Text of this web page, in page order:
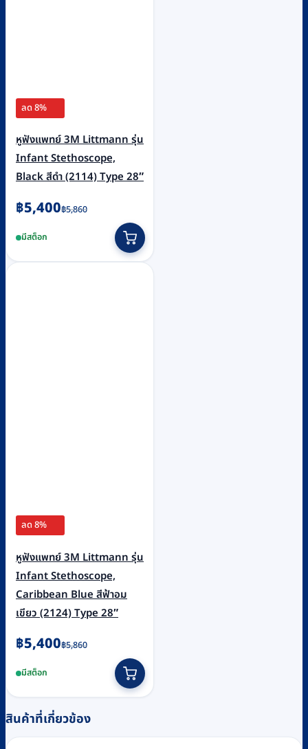
ลด 8%
หูฟังแพทย์ 3M Littmann รุ่น
Infant Stethoscope,
Black สีดำ (2114) Type 28″
฿5,860
Original
was:
฿5,860.
฿5,400
Current
is:
฿5,400.
มีสต็อก
ลด 8%
หูฟังแพทย์ 3M Littmann รุ่น
Infant Stethoscope,
Caribbean Blue สีฟ้าอม
เขียว (2124) Type 28″
฿5,860
Original
was:
฿5,860.
฿5,400
Current
is:
฿5,400.
มีสต็อก
สินค้าที่เกี่ยวข้อง